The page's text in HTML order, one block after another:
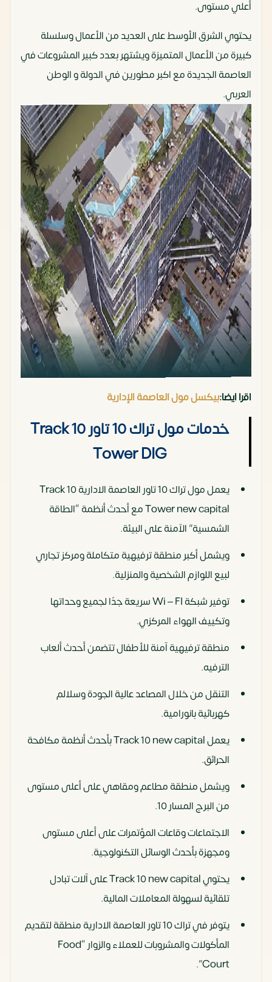
أعلي مستوى.
يحتوي الشرق الأوسط على العديد من الأعمال وسلسلة
كبيرة من الأعمال المتميزة ويشتهر بعدد كبير المشروعات في
العاصمة الجديدة مع اكبر مطورين في الدولة و الوطن
العربي.
اقرا ايضا:بيكسل مول العاصمة الإدارية
خدمات مول تراك 10 تاور Track 10
Tower DIG
يعمل مول تراك 10 تاور العاصمة الادارية Track 10
Tower new capital مع أحدث أنظمة “الطاقة
الشمسية” الآمنة على البيئة.
ويشمل أكبر منطقة ترفيهية متكاملة ومركز تجاري
لبيع اللوازم الشخصية والمنزلية.
توفير شبكة Wi – FI سريعة جدًا لجميع وحداتها
وتكييف الهواء المركزي.
منطقة ترفيهية آمنة للأطفال تتضمن أحدث ألعاب
الترفيه.
التنقل من خلال المصاعد عالية الجودة وسلالم
كهربائية بانورامية.
يعمل Track 10 new capital بأحدث أنظمة مكافحة
الحرائق.
ويشمل منطقة مطاعم ومقاهي على أعلى مستوى
من البرج المسار 10.
الاجتماعات وقاعات المؤتمرات على أعلى مستوى
ومجهزة بأحدث الوسائل التكنولوجية.
يحتوي Track 10 new capital على آلات تبادل
تلقائية لسهولة المعاملات المالية.
يتوفر في تراك 10 تاور العاصمة الادارية منطقة لتقديم
المأكولات والمشروبات للعملاء والزوار “Food
Court”.